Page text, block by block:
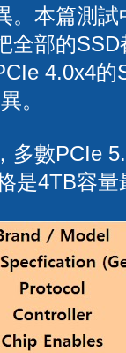
。本篇測
全部的
4.0x4
。
多數PCIe
是4TB容